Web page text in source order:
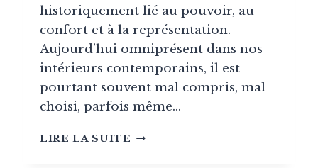
historiquement lié au pouvoir, au
confort et à la représentation.
Aujourd’hui omniprésent dans nos
intérieurs contemporains, il est
pourtant souvent mal compris, mal
choisi, parfois même…
LIRE LA SUITE LE